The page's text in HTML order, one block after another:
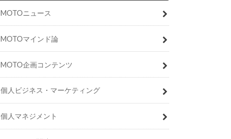
MOTOニュース
MOTOマインド論
MOTO企画コンテンツ
個人ビジネス・マーケティング
個人マネジメント